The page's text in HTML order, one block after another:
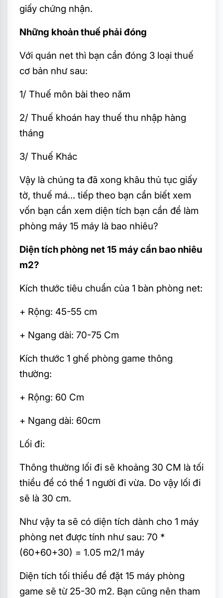
giấy chứng nhận.
Những khoản thuế phải đóng
Với quán net thì bạn cần đóng 3 loại thuế
cơ bản như sau:
1/ Thuế môn bài theo năm
2/ Thuế khoán hay thuế thu nhập hàng
tháng
3/ Thuế Khác
Vậy là chúng ta đã xong khâu thủ tục giấy
tờ, thuế má… tiếp theo bạn cần biết xem
vốn bạn cần xem diện tích bạn cần để làm
phòng máy 15 máy là bao nhiêu?
Diện tích phòng net 15 máy cần bao nhiêu
m2?
Kích thước tiêu chuẩn của 1 bàn phòng net:
+ Rộng: 45-55 cm
+ Ngang dài: 70-75 Cm
Kích thước 1 ghế phòng game thông
thường:
+ Rộng: 60 Cm
+ Ngang dài: 60cm
Lối đi:
Thông thường lối đi sẽ khoảng 30 CM là tối
thiểu để có thể 1 người đi vừa. Do vậy lối đi
sẽ là 30 cm.
Như vậy ta sẽ có diện tích dành cho 1 máy
phòng net được tính như sau: 70 *
(60+60+30) = 1.05 m2/1 máy
Diện tích tối thiểu để đặt 15 máy phòng
game sẽ từ 25-30 m2. Bạn cũng nên tham